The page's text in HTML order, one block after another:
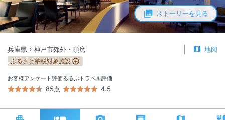
ストーリーを見る
兵庫県 神戸市郊外・須磨 地図
ふるさと納税対象施設
お客様アンケート評価
85点
るるぶトラベル評価
4.5